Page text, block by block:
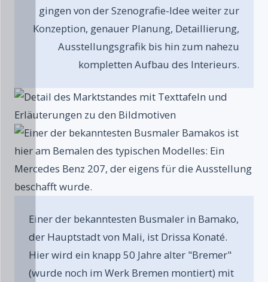
gingen von der Szenografie-Idee weiter zur
Konzeption, genauer Planung, Detaillierung,
Ausstellungsgrafik bis hin zum nahezu
kompletten Aufbau des Interieurs.
Einer der bekanntesten Busmaler in Bamako,
der Hauptstadt von Mali, ist Drissa Konaté.
Hier wird ein knapp 50 Jahre alter "Bremer"
(wurde noch im Werk Bremen montiert) mit